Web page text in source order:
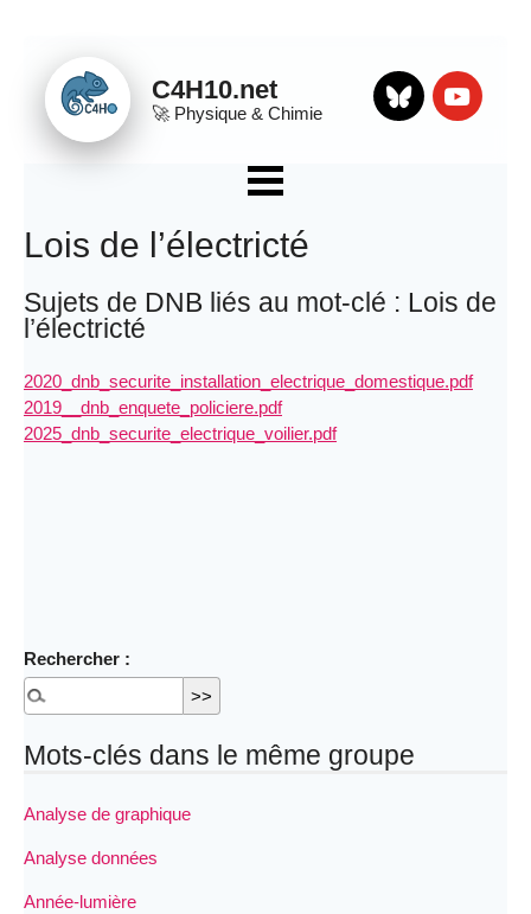
C4H10.net
🚀 Physique & Chimie
☰ Menu
QCM
Sujets DNB
Organisation et transformations de la matière
Mouvement et interactions
L’énergie et ses conversions
Lois de l’électricté
Sujets de DNB liés au mot-clé : Lois de
l’électricté
2020_dnb_securite_installation_electrique_domestique.pdf
2019__dnb_enquete_policiere.pdf
2025_dnb_securite_electrique_voilier.pdf
Rechercher :
Mots-clés dans le même groupe
Analyse de graphique
Analyse données
Année-lumière